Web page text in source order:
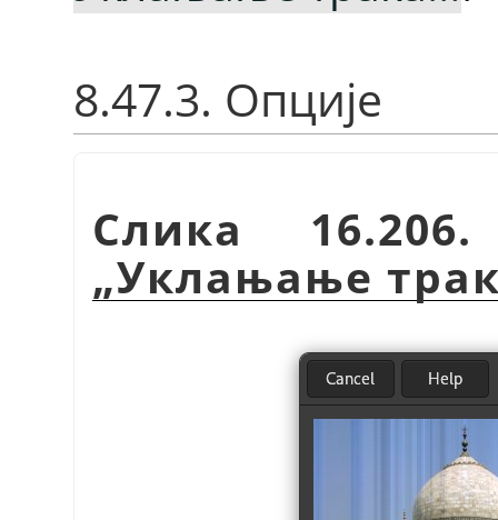
8.47.3. Опције
Слика
„Уклањање